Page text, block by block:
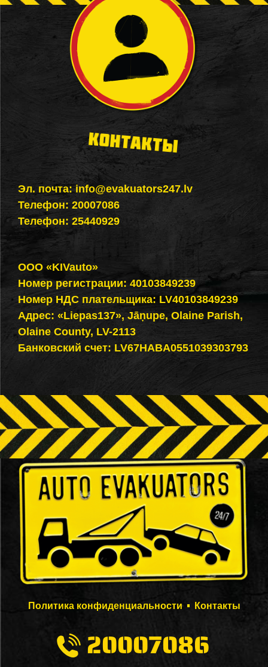
КОНТАКТЫ
Эл. почта:info@evakuators247.lv
Телефон: 20007086
Телефон: 25440929
ООО «KIVauto»
Номер регистрации: 40103849239
Номер НДС плательщика: LV40103849239
Адрес: «Liepas137», Jāņupe, Olaine Parish,
Olaine County, LV-2113
Банковский счет: LV67HABA0551039303793
Политика конфиденциальности Контакты
20007086